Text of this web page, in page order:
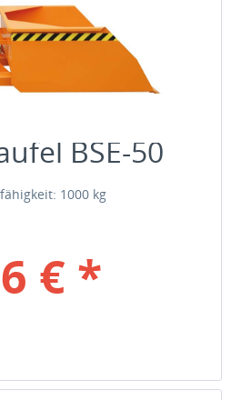
BSE-50
1000 kg
€ *